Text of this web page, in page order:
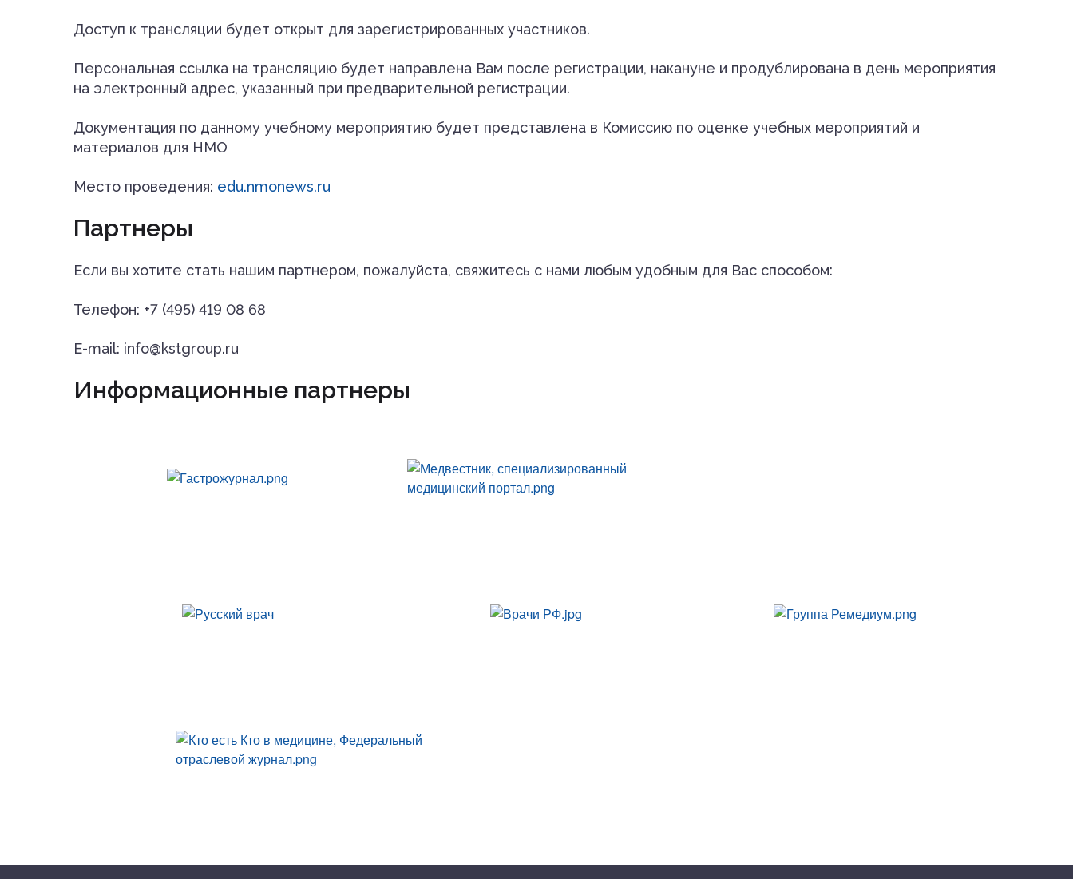
Доступ к трансляции будет открыт для зарегистрированных участников.
Персональная ссылка на трансляцию будет направлена Вам после регистрации, накануне и продублирована в день мероприятия
на электронный адрес, указанный при предварительной регистрации.
Документация по данному учебному мероприятию будет представлена в Комиссию по оценке учебных мероприятий и
материалов для НМО
Место проведения: edu.nmonews.ru
Партнеры
Если вы хотите стать нашим партнером, пожалуйста, свяжитесь с нами любым удобным для Вас способом:
Телефон: +7 (495) 419 08 68
E-mail: info@kstgroup.ru
Информационные партнеры